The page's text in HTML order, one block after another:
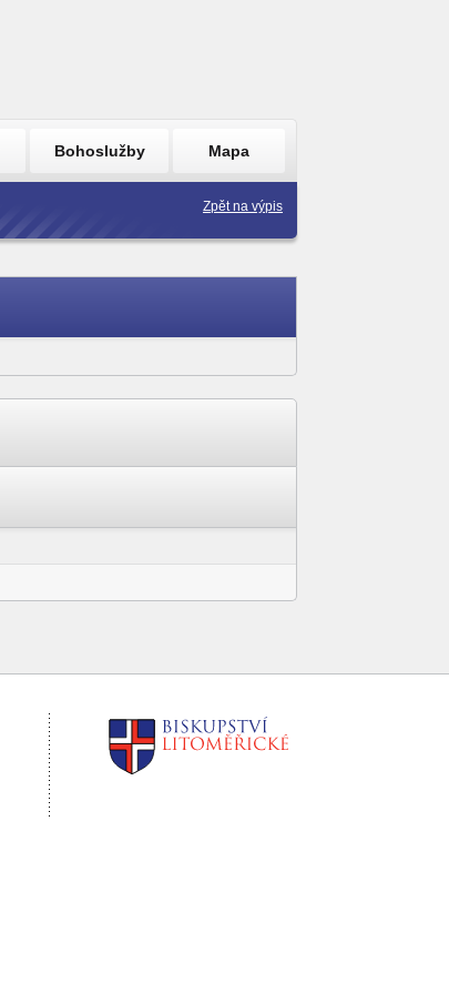
Bohoslužby Mapa
Zpět na výpis